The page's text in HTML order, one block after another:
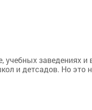
заведениях и
и детсадов. Но это